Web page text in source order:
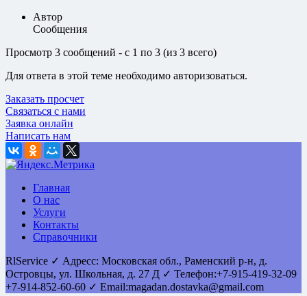
Автор
Сообщения
Просмотр 3 сообщений - с 1 по 3 (из 3 всего)
Для ответа в этой теме необходимо авторизоваться.
Заказать просчет
Связаться с нами
Заявка онлайн
Написать нам
Главная
О нас
Услуги
Контакты
Справочники
RlService ✓ Адресс: Московская обл., Раменский р-н, д.
Островцы, ул. Школьная, д. 27 Д ✓ Телефон:+7-915-419-32-09
+7-914-852-60-60 ✓ Email:magadan.dostavka@gmail.com